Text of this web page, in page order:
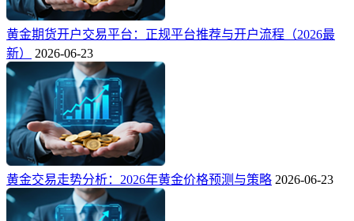
黄金期货开户交易平台：正规平台推荐与开户流程（2026最
新）
2026-06-23
黄金交易走势分析：2026年黄金价格预测与策略 2026-06-23